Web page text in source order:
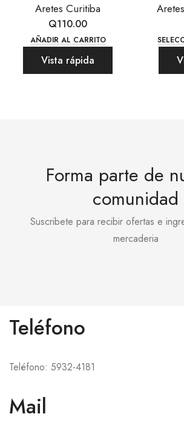
Aretes Curitiba
Q110.00
AÑADIR AL CARRITO
Vista rápida
Forma parte de
comunidad
Suscribete para recibir ofertas e
mercaderia
Teléfono
Teléfono: 5932-4181
Mail